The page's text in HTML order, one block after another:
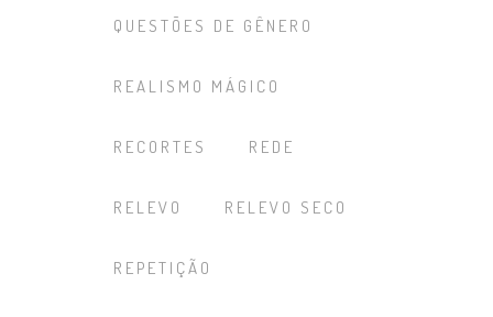
QUESTÕES DE GÊNERO
REALISMO MÁGICO
RECORTES REDE
RELEVO RELEVO SECO
REPETIÇÃO